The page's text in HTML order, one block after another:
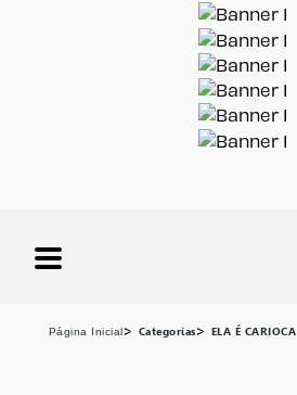
página inicial Categorias ELA É CARIOCA